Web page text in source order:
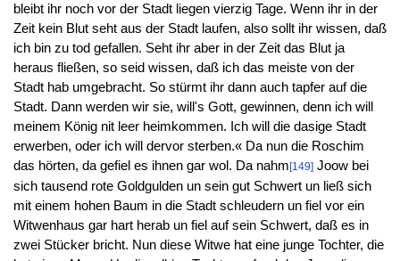
bleibt ihr noch vor der Stadt liegen vierzig Tage. Wenn ihr in der
Zeit kein Blut seht aus der Stadt laufen, also sollt ihr wissen, daß
ich bin zu tod gefallen. Seht ihr aber in der Zeit das Blut ja
heraus fließen, so seid wissen, daß ich das meiste von der
Stadt hab umgebracht. So stürmt ihr dann auch tapfer auf die
Stadt. Dann werden wir sie, will's Gott, gewinnen, denn ich will
meinem König nit leer heimkommen. Ich will die dasige Stadt
erwerben, oder ich will dervor sterben.« Da nun die Roschim
das hörten, da gefiel es ihnen gar wol. Da nahm[149]Joow bei
sich tausend rote Goldgulden un sein gut Schwert un ließ sich
mit einem hohen Baum in die Stadt schleudern un fiel vor ein
Witwenhaus gar hart herab un fiel auf sein Schwert, daß es in
zwei Stücker bricht. Nun diese Witwe hat eine junge Tochter, die